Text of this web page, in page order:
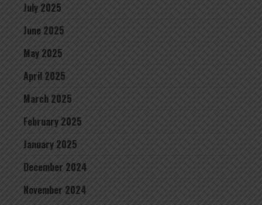
July 2025
June 2025
May 2025
April 2025
March 2025
February 2025
January 2025
December 2024
November 2024